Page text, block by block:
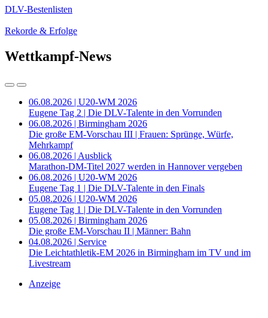
DLV-Bestenlisten
Rekorde & Erfolge
Wettkampf-News
06.08.2026 | U20-WM 2026
Eugene Tag 2 | Die DLV-Talente in den Vorrunden
06.08.2026 | Birmingham 2026
Die große EM-Vorschau III | Frauen: Sprünge, Würfe,
Mehrkampf
06.08.2026 | Ausblick
Marathon-DM-Titel 2027 werden in Hannover vergeben
06.08.2026 | U20-WM 2026
Eugene Tag 1 | Die DLV-Talente in den Finals
05.08.2026 | U20-WM 2026
Eugene Tag 1 | Die DLV-Talente in den Vorrunden
05.08.2026 | Birmingham 2026
Die große EM-Vorschau II | Männer: Bahn
04.08.2026 | Service
Die Leichtathletik-EM 2026 in Birmingham im TV und im
Livestream
Anzeige